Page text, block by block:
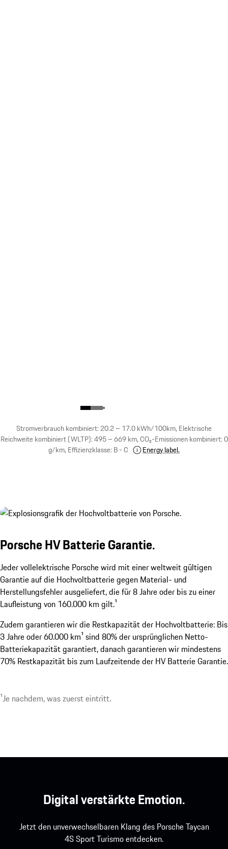
Stromverbrauch kombiniert: 20.2 – 17.0 kWh/100km, Elektrische
Reichweite kombiniert (WLTP): 495 – 669 km, CO₂-Emissionen kombiniert: 0
g/km, Effizienzklasse: B - C
Energy label.
Porsche HV Batterie Garantie.
Jeder vollelektrische Porsche wird mit einer weltweit gültigen
Garantie auf die Hochvoltbatterie gegen Material- und
Herstellungsfehler ausgeliefert, die für 8 Jahre oder bis zu einer
Laufleistung von 160.000 km gilt.¹
Zudem garantieren wir die Restkapazität der Hochvoltbatterie: Bis
3 Jahre oder 60.000 km¹ sind 80% der ursprünglichen Netto-
Batteriekapazität garantiert, danach garantieren wir mindestens
70% Restkapazität bis zum Laufzeitende der HV Batterie Garantie.
¹Je nachdem, was zuerst eintritt.
Digital verstärkte Emotion.
Jetzt den unverwechselbaren Klang des Porsche Taycan
4S Sport Turismo entdecken.